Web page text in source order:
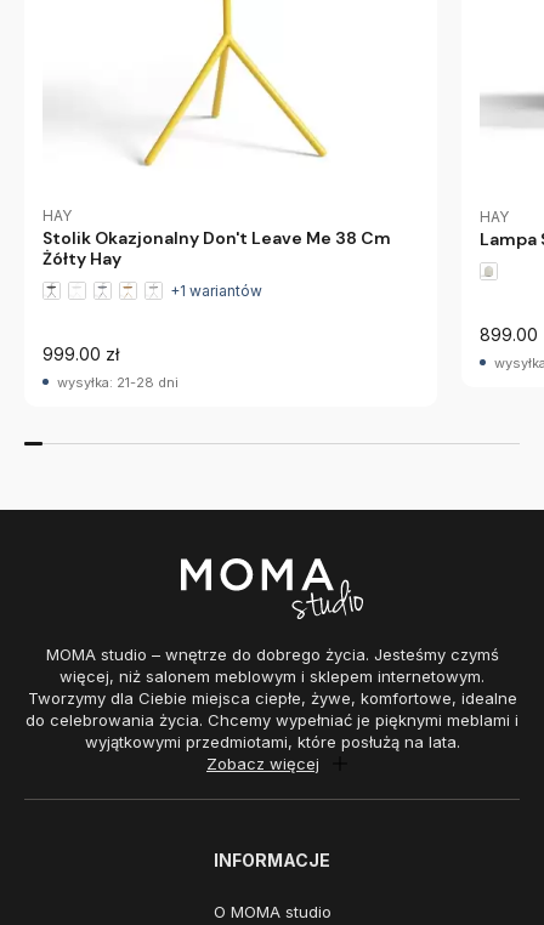
HAY
Stolik Okazjonalny Don't Leave Me 38 Cm
Żółty Hay
+1 wariantów
999.00 zł
wysyłka: 21-28 dni
HAY
Lampa
899.00
MOMA studio – wnętrze do dobrego życia. Jesteśmy czymś
więcej, niż salonem meblowym i sklepem internetowym.
Tworzymy dla Ciebie miejsca ciepłe, żywe, komfortowe, idealne
do celebrowania życia. Chcemy wypełniać je pięknymi meblami i
wyjątkowymi przedmiotami, które posłużą na lata.
Zobacz więcej
INFORMACJE
O MOMA studio